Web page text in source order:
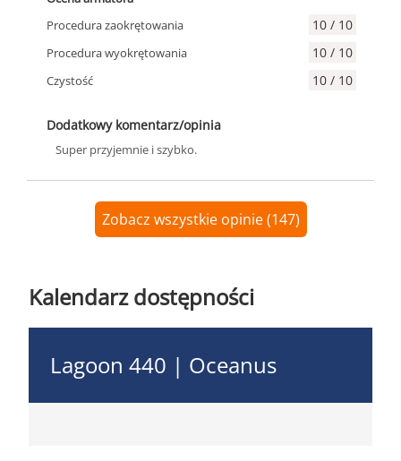
Procedura zaokrętowania
10 / 10
Procedura wyokrętowania 10 / 10
Czystość 10 / 10
Dodatkowy komentarz/opinia
Super przyjemnie i szybko.
Zobacz wszystkie opinie (147)
Kalendarz dostępności
Lagoon 440 | Oceanus